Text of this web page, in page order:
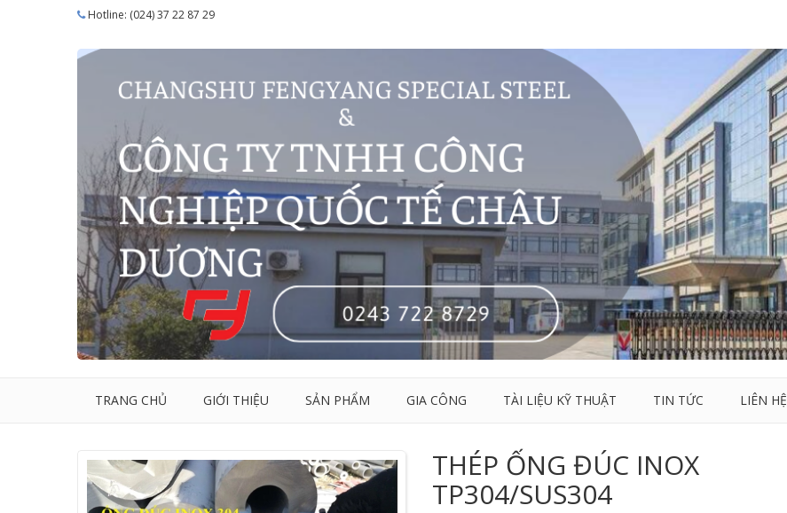
Hotline: (024) 37 22 87 29
TRANG CHỦ GIỚI THIỆU SẢN PHẨM GIA CÔNG TÀI LIỆU KỸ THUẬT TIN TỨC LIÊN HỆ
THÉP ỐNG ĐÚC INOX
TP304/SUS304